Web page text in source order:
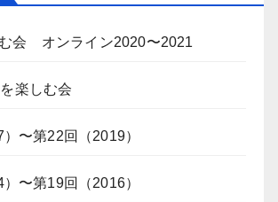
会 オンライン2020〜2021
楽しむ会
〜第22回（2019）
〜第19回（2016）